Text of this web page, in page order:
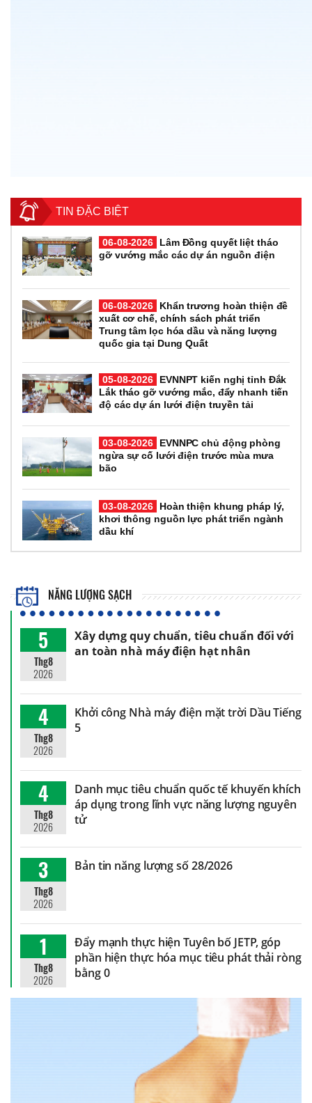
TIN ĐẶC BIỆT
06-08-2026
Lâm Đồng quyết liệt tháo
gỡ vướng mắc các dự án nguồn điện
06-08-2026
Khẩn trương hoàn thiện đề
xuất cơ chế, chính sách phát triển
Trung tâm lọc hóa dầu và năng lượng
quốc gia tại Dung Quất
05-08-2026
EVNNPT kiến nghị tỉnh Đắk
Lắk tháo gỡ vướng mắc, đẩy nhanh tiến
độ các dự án lưới điện truyền tải
03-08-2026
EVNNPC chủ động phòng
ngừa sự cố lưới điện trước mùa mưa
bão
03-08-2026
Hoàn thiện khung pháp lý,
khơi thông nguồn lực phát triển ngành
dầu khí
NĂNG LƯỢNG SẠCH
5
Thg8
2026
Xây dựng quy chuẩn, tiêu chuẩn đối với
an toàn nhà máy điện hạt nhân
4
Thg8
2026
Khởi công Nhà máy điện mặt trời Dầu Tiếng
5
4
Thg8
2026
Danh mục tiêu chuẩn quốc tế khuyến khích
áp dụng trong lĩnh vực năng lượng nguyên
tử
3
Thg8
2026
Bản tin năng lượng số 28/2026
1
Thg8
2026
Đẩy mạnh thực hiện Tuyên bố JETP, góp
phần hiện thực hóa mục tiêu phát thải ròng
bằng 0